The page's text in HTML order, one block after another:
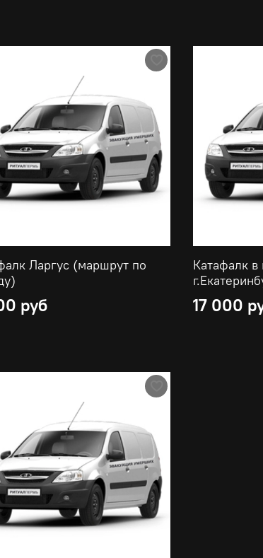
Ларгус (маршрут по
руб
Катафалк в
17 000